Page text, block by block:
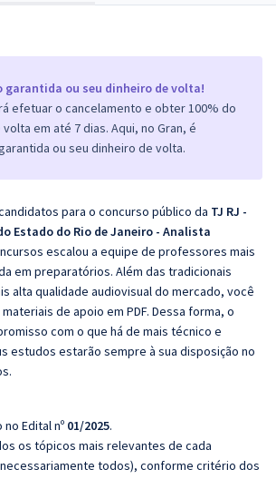
garantida ou seu dinheiro de volta!
efetuar o cancelamento e obter 100% do
em até 7 dias. Aqui, no Gran, é
ou seu dinheiro de volta.
para o concurso público da TJ RJ -
Estado do Rio de Janeiro - Analista
escalou a equipe de professores mais
em preparatórios. Além das tradicionais
alta qualidade audiovisual do mercado, você
de apoio em PDF. Dessa forma, o
com o que há de mais técnico e
estudos estarão sempre à sua disposição no
Edital nº 01/2025.
os tópicos mais relevantes de cada
todos), conforme critério dos